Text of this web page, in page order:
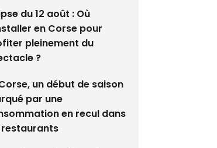
du 12 août : Où
en Corse pour
pleinement du
?
un début de saison
par une
en recul dans
restaurants